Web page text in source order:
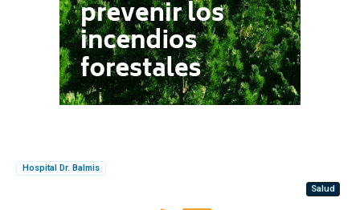
Hospital Dr. Balmis
Salud